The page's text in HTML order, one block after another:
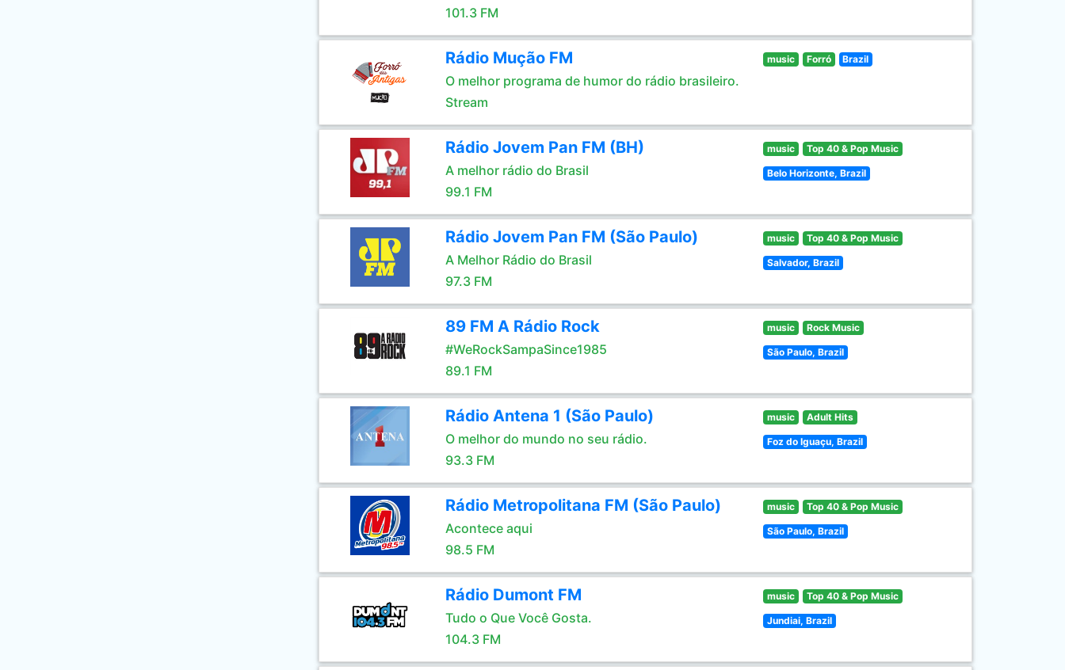
101.3 FM
Rádio Mução FM
O melhor programa de humor do rádio brasileiro.
Stream
music Forró Brazil
Rádio Jovem Pan FM (BH)
A melhor rádio do Brasil
99.1 FM
music Top 40 & Pop Music
Belo Horizonte, Brazil
Rádio Jovem Pan FM (São Paulo)
A Melhor Rádio do Brasil
97.3 FM
music Top 40 & Pop Music
Salvador, Brazil
89 FM A Rádio Rock
#WeRockSampaSince1985
89.1 FM
music Rock Music
São Paulo, Brazil
Rádio Antena 1 (São Paulo)
O melhor do mundo no seu rádio.
93.3 FM
music Adult Hits
Foz do Iguaçu, Brazil
Rádio Metropolitana FM (São Paulo)
Acontece aqui
98.5 FM
music Top 40 & Pop Music
São Paulo, Brazil
Rádio Dumont FM
Tudo o Que Você Gosta.
104.3 FM
music Top 40 & Pop Music
Jundiai, Brazil